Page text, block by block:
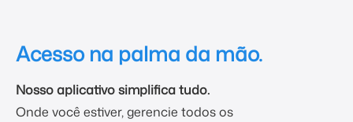
Acesso na palma da mão.
Nosso aplicativo simplifica tudo.
Onde você estiver, gerencie todos os